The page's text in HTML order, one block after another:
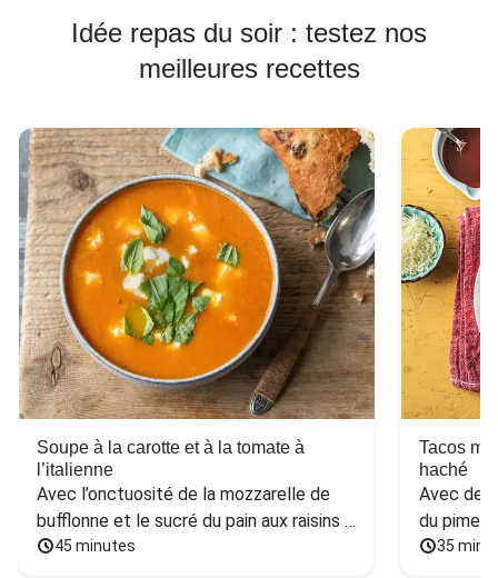
Idée repas du soir : testez nos
meilleures recettes
Soupe à la carotte et à la tomate à
l’italienne
Avec l’onctuosité de la mozzarelle de
bufflonne et le sucré du pain aux raisins
et aux noix
45 minutes
Tacos
haché
Avec des
du
35